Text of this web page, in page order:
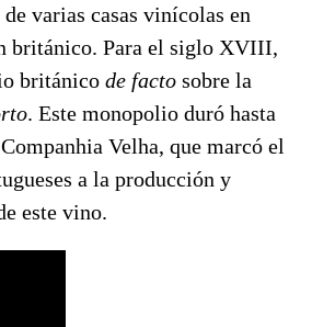
varias casas vinícolas en
británico. Para el siglo XVIII,
británico de facto sobre la
. Este monopolio duró hasta
Velha, que marcó el
a la producción y
este vino.